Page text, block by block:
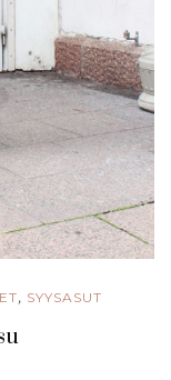
, SYYSASUT